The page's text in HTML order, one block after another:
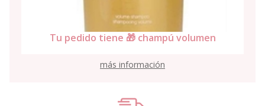
Tu pedido tiene 🎁 ampollas caída
Violett-10
más información